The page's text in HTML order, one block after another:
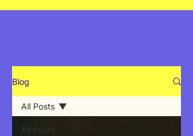
Blog
All Posts
All Posts